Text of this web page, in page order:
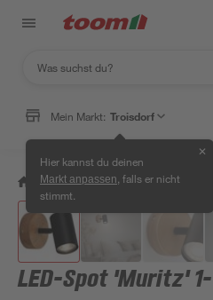
Mein Markt: Troisdorf
Hier kannst du deinen
Markt anpassen , falls er nicht
stimmt.
✕
/ Wohnen & Haushalt /
LED-Spot 'Muritz'